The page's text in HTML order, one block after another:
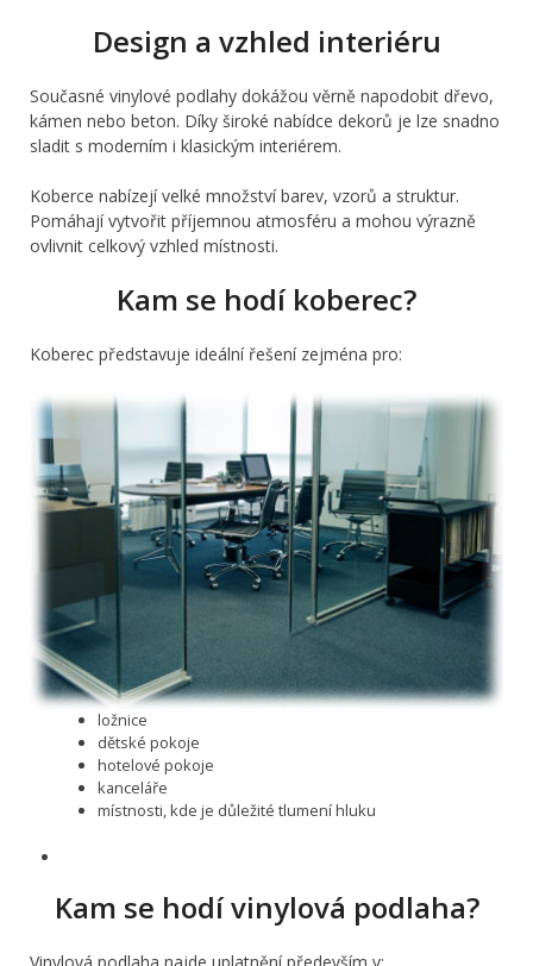
Design a vzhled interiéru
Současné vinylové podlahy dokážou věrně napodobit dřevo,
kámen nebo beton. Díky široké nabídce dekorů je lze snadno
sladit s moderním i klasickým interiérem.
Koberce nabízejí velké množství barev, vzorů a struktur.
Pomáhají vytvořit příjemnou atmosféru a mohou výrazně
ovlivnit celkový vzhled místnosti.
Kam se hodí koberec?
Koberec představuje ideální řešení zejména pro:
ložnice
dětské pokoje
hotelové pokoje
kanceláře
místnosti, kde je důležité tlumení hluku
Kam se hodí vinylová podlaha?